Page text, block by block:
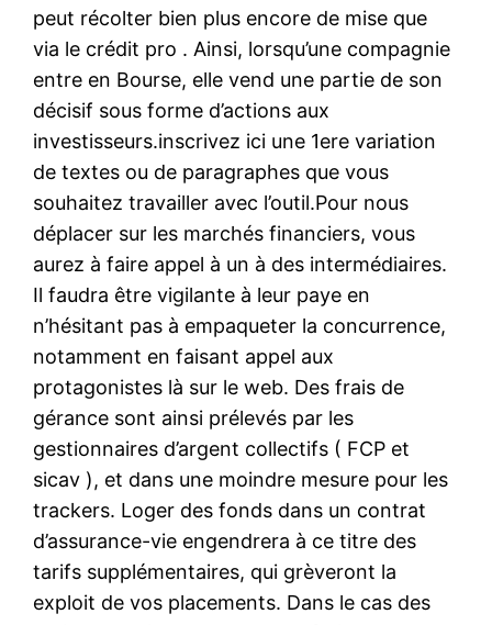
peut récolter bien plus encore de mise que
via le crédit pro . Ainsi, lorsqu’une compagnie
entre en Bourse, elle vend une partie de son
décisif sous forme d’actions aux
investisseurs.inscrivez ici une 1ere variation
de textes ou de paragraphes que vous
souhaitez travailler avec l’outil.Pour nous
déplacer sur les marchés financiers, vous
aurez à faire appel à un à des intermédiaires.
Il faudra être vigilante à leur paye en
n’hésitant pas à empaqueter la concurrence,
notamment en faisant appel aux
protagonistes là sur le web. Des frais de
gérance sont ainsi prélevés par les
gestionnaires d’argent collectifs ( FCP et
sicav ), et dans une moindre mesure pour les
trackers. Loger des fonds dans un contrat
d’assurance-vie engendrera à ce titre des
tarifs supplémentaires, qui grèveront la
exploit de vos placements. Dans le cas des